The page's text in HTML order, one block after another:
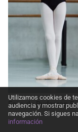
Foto de Budgeron
Utilizamos cookies de
audiencia y mostrar
navegación. Si sigues
información